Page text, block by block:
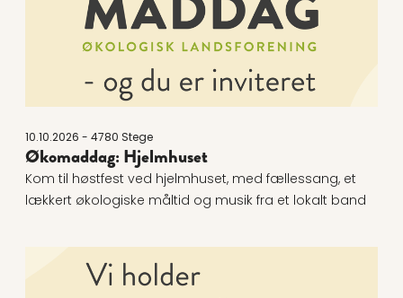
10.10.2026 - 4780 Stege
Økomaddag: Hjelmhuset
Kom til høstfest ved hjelmhuset, med fællessang, et
lækkert økologiske måltid og musik fra et lokalt band